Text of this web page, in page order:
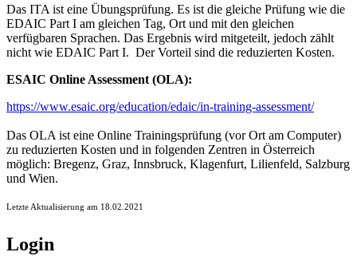
Das ITA ist eine Übungsprüfung. Es ist die gleiche Prüfung wie die
EDAIC Part I am gleichen Tag, Ort und mit den gleichen
verfügbaren Sprachen. Das Ergebnis wird mitgeteilt, jedoch zählt
nicht wie EDAIC Part I. Der Vorteil sind die reduzierten Kosten.
ESAIC Online Assessment (OLA):
https://www.esaic.org/education/edaic/in-training-assessment/
Das OLA ist eine Online Trainingsprüfung (vor Ort am Computer)
zu reduzierten Kosten und in folgenden Zentren in Österreich
möglich: Bregenz, Graz, Innsbruck, Klagenfurt, Lilienfeld, Salzburg
und Wien.
Letzte Aktualisierung am 18.02.2021
Login